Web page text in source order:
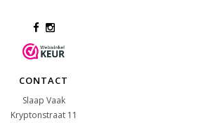
CONTACT
Slaap Vaak
Kryptonstraat 11